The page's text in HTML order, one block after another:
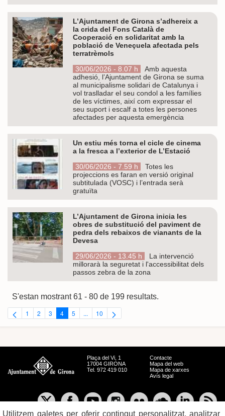
L’Ajuntament de Girona s’adhereix a
la crida del Fons Català de
Cooperació en solidaritat amb la
població de Veneçuela afectada pels
terratrèmols
30/06/2026 - 8.07 h
Amb aquesta
adhesió, l’Ajuntament de Girona se suma
al municipalisme solidari de Catalunya i
vol traslladar el seu condol a les famílies
de les víctimes, així com expressar el
seu suport i escalf a totes les persones
afectades per aquesta emergència
Un estiu més torna el cicle de cinema
a la fresca a l’exterior de L’Estació
30/06/2026 - 7.59 h
Totes les
projeccions es faran en versió original
subtitulada (VOSC) i l’entrada serà
gratuïta
L’Ajuntament de Girona inicia les
obres de substitució del paviment de
pedra dels rebaixos de vianants de la
Devesa
29/06/2026 - 13.45 h
La intervenció
millorarà la seguretat i l'accessibilitat dels
passos zebra de la zona
S'estan mostrant 61 - 80 de 199 resultats.
Pàgina
1 Pàgina
2 Pàgina
3 Pàgina
4 Pàgina
5 ...Pàgines intermèdies Utilitzeu TAB per navegar.
Pàgina
10
Plaça del Vi, 1
17004 GIRONA
Tel. 972 419 010
Contacte
Mapa del web
Mapa de xarxes
Avís legal
Utilitzem galetes per oferir contingut personalitzat, analitzar